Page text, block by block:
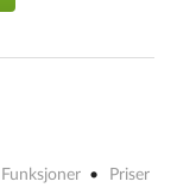
Funksjoner Priser